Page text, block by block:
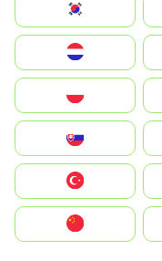
South Korea
United States
中國香港特別行政區